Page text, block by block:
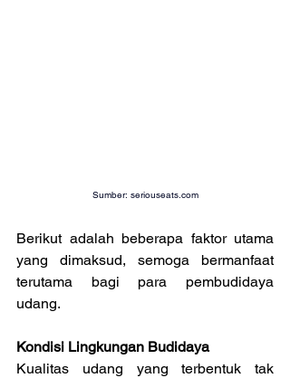
Sumber: seriouseats.com
Berikut adalah beberapa faktor utama
yang dimaksud, semoga bermanfaat
terutama bagi para pembudidaya
udang.
Kondisi Lingkungan Budidaya
Kualitas udang yang terbentuk tak